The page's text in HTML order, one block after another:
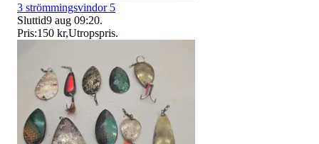
3 strömmingsvindor 5
Sluttid9 aug 09:20.
Pris:150 kr,Utropspris.